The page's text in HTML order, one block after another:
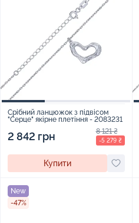
Срібний ланцюжок з підвісом
"Серце" якірне плетіння - 2083231
2 842 грн 8 121 ₴
-5 279 ₴
Купити
New
-47%